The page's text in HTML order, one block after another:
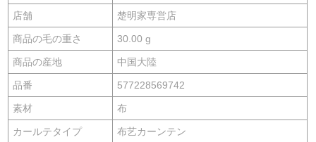
店舗 楚明家専営店
商品の毛の重さ 30.00 g
商品の産地 中国大陸
品番 577228569742
素材 布
カールテタイプ 布艺カーンテン